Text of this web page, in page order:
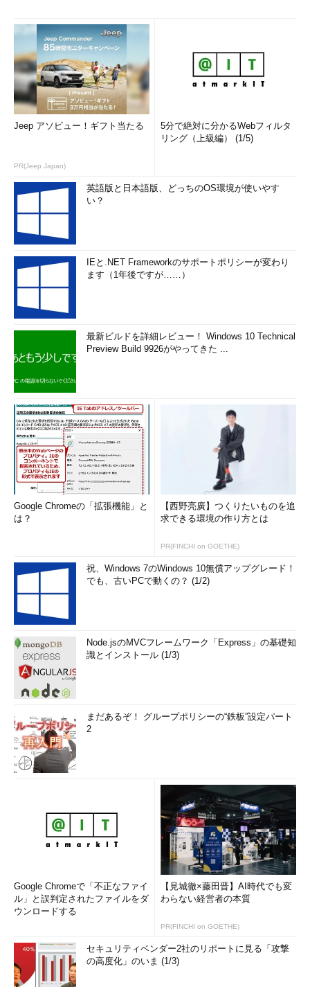
Jeep アソビュー！ギフト当たる
PR(Jeep Japan)
5分で絶対に分かるWebフィルタ
リング（上級編） (1/5)
英語版と日本語版、どっちのOS環境が使いやす
い？
IEと.NET Frameworkのサポートポリシーが変わり
ます（1年後ですが……）
最新ビルドを詳細レビュー！ Windows 10 Technical
Preview Build 9926がやってきた ...
Google Chromeの「拡張機能」と
は？
【西野亮廣】つくりたいものを追
求できる環境の作り方とは
PR(FINCHI on GOETHE)
祝、Windows 7のWindows 10無償アップグレード！
でも、古いPCで動くの？ (1/2)
Node.jsのMVCフレームワーク「Express」の基礎知
識とインストール (1/3)
まだあるぞ！ グループポリシーの“鉄板”設定パート
2
Google Chromeで「不正なファイ
ル」と誤判定されたファイルをダ
ウンロードする
【見城徹×藤田晋】AI時代でも変
わらない経営者の本質
PR(FINCHI on GOETHE)
セキュリティベンダー2社のリポートに見る「攻撃
の高度化」のいま (1/3)